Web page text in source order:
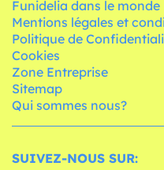
Funidelia dans le monde
Mentions légales et
Politique de
Cookies
Zone Entreprise
Sitemap
Qui sommes nous?
SUIVEZ-NOUS SUR: